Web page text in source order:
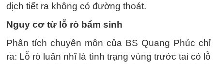
dịch tiết ra không có đường thoát.
Nguy cơ từ lỗ rò bẩm sinh
Phân tích chuyên môn của BS Quang Phúc chỉ
ra: Lỗ rò luân nhĩ là tình trạng vùng trước tai có lỗ